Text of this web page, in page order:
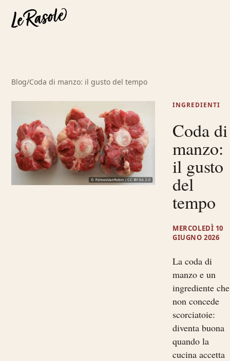
Blog/Coda di manzo: il gusto del tempo
INGREDIENTI
Coda di
manzo:
il gusto
del
tempo
MERCOLEDÌ 10
GIUGNO 2026
La coda di
manzo e un
ingrediente che
non concede
scorciatoie:
diventa buona
quando la
cucina accetta